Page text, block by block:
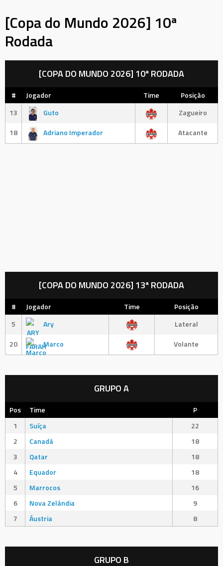
[Copa do Mundo 2026] 10ª
Rodada
[COPA DO MUNDO 2026] 10ª RODADA
# Jogador Time
Posição
13
Guto
Zagueiro
18
Adriano Imperador Atacante
[COPA DO MUNDO 2026] 13ª RODADA
# Jogador Time
Posição
5
Ary
Lateral
20
Marco Volante
GRUPO A
Pos Time
P
1
Suíça
22
2
Canadá
18
3
Qatar
18
4
Equador
18
5
Marrocos
16
6
Nova Zelândia
9
7
Áustria 8
GRUPO B